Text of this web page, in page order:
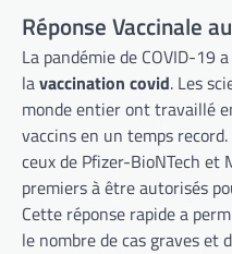
Réponse Vaccinale
La pandémie de COVID-19
lavaccination covid. Les
monde entier ont travaillé
vaccins en un temps
ceux de Pfizer-BioNTech et
premiers à être autorisés
Cette réponse rapide a
le nombre de cas graves et